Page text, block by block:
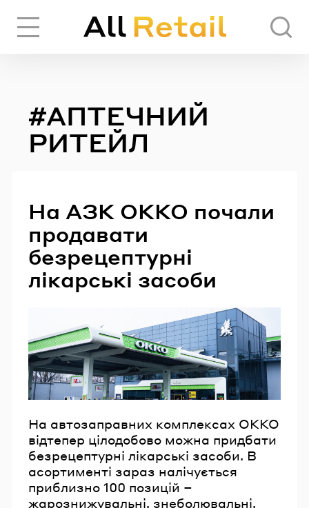
#АПТЕЧНИЙ
РИТЕЙЛ
На АЗК ОККО почали
продавати
безрецептурні
лікарські засоби
На автозаправних комплексах ОККО
відтепер цілодобово можна придбати
безрецептурні лікарські засоби. В
асортименті зараз налічується
приблизно 100 позицій –
жарознижувальні, знеболювальні,
ЧЕРЕЗ СОЦІАЛЬНІ МЕРЕЖІ
GOOGLE
АБО
Email
Пароль
Забули пароль?
УВІЙТИ